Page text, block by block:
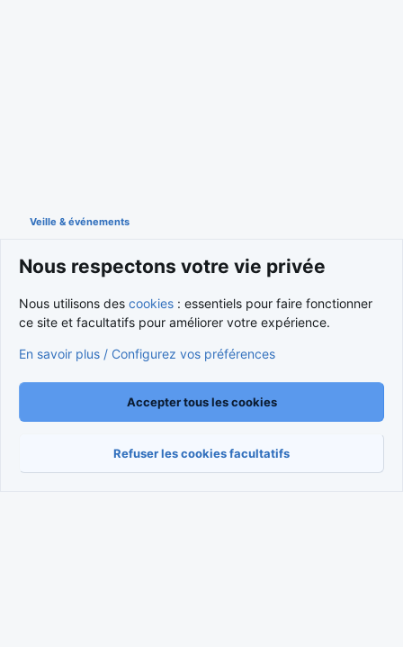
Veille & événements
Nous contacter
Conditions et règlement
Traduction française parXenForo FR|Media embeds via s9e/MediaSites
Nous respectons votre vie privée
Nous utilisons des cookies : essentiels pour faire fonctionner
ce site et facultatifs pour améliorer votre expérience.
En savoir plus / Configurez vos préférences
Accepter tous les cookies
Refuser les cookies facultatifs